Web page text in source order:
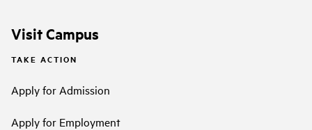
Visit Campus
TAKE ACTION
Apply for Admission
Apply for Employment